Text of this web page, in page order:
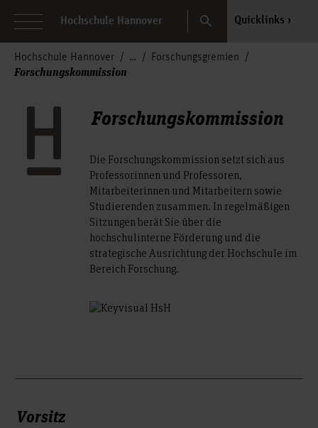
Hochschule Hannover Search Quicklinks
Hochschule Hannover Forschungsgremien
Forschungskommission
Forschungskommission
Die Forschungskommission setzt sich aus
Professorinnen und Professoren,
Mitarbeiterinnen und Mitarbeitern sowie
Studierenden zusammen. In regelmäßigen
Sitzungen berät Sie über die
hochschulinterne Förderung und die
strategische Ausrichtung der Hochschule im
Bereich Forschung.
Vorsitz